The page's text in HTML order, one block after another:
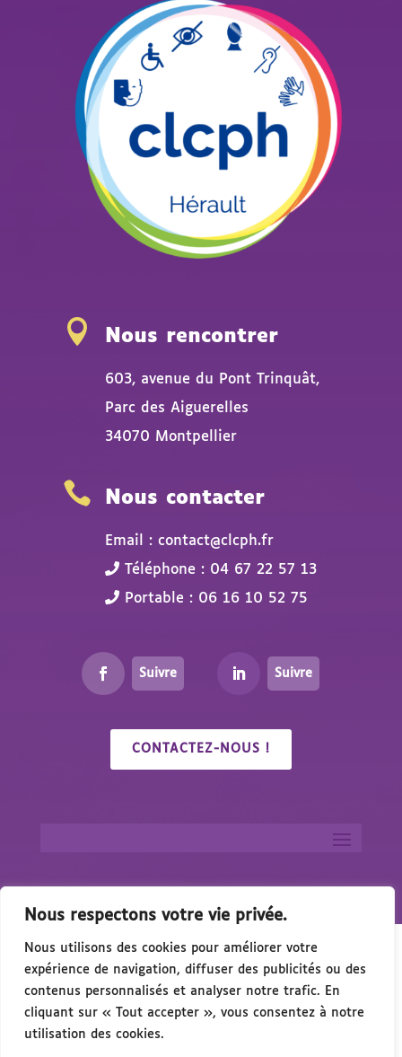
Nous respectons votre vie privée.
Nous utilisons des cookies pour améliorer votre
expérience de navigation, diffuser des publicités ou des
contenus personnalisés et analyser notre trafic. En
cliquant sur « Tout accepter », vous consentez à notre
utilisation des cookies.
 Nous rencontrer
603, avenue du Pont Trinquât,
Parc des Aiguerelles
34070 Montpellier
 Nous contacter
Email : contact@clcph.fr
Téléphone : 04 67 22 57 13
Portable : 06 16 10 52 75
Suivre Suivre
CONTACTEZ-NOUS !
🎉 Congrés/Salon du Handicap & de